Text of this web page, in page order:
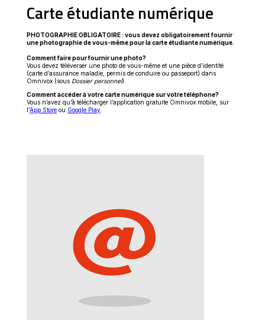
Carte étudiante numérique
PHOTOGRAPHIE OBLIGATOIRE : vous devez obligatoirement fournir
une photographie de vous-même pour la carte étudiante numérique.
Comment faire pour fournir une photo?
Vous devez téléverser une photo de vous-même et une pièce d’identité
(carte d’assurance maladie, permis de conduire ou passeport) dans
Omnivox (sous Dossier personnel).
Comment accéder à votre carte numérique sur votre téléphone?
Vous n’avez qu’à télécharger l’application gratuite Omnivox mobile, sur
l’App StoreCe
fenêtre
ou Google PlayCe
fenêtre